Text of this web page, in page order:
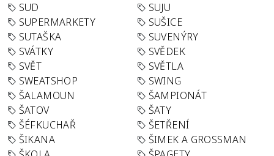
SUD
SUJU
SUPERMARKETY
SUŠICE
SUTAŠKA
SUVENÝRY
SVÁTKY
SVĚDEK
SVĚT
SVĚTLA
SWEATSHOP
SWING
ŠALAMOUN
ŠAMPIONÁT
ŠATOV
ŠATY
ŠÉFKUCHAŘ
ŠETŘENÍ
ŠIKANA
ŠIMEK A GROSSMAN